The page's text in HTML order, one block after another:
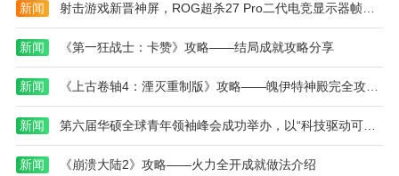
新闻 射击游戏新晋神屏，ROG超杀27 Pro二代电竞显示器帧速之王！
新闻 《第一狂战士：卡赞》攻略——结局成就攻略分享
新闻 《上古卷轴4：湮灭重制版》攻略——魄伊特神殿完全攻略分享
新闻 第六届华硕全球青年领袖峰会成功举办，以“科技驱动可持续”赋能全球青年
新闻 《崩溃大陆2》攻略——火力全开成就做法介绍